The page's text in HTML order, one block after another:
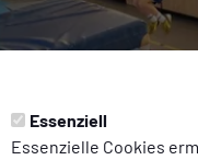
Essenziell
Essenzielle Cookies